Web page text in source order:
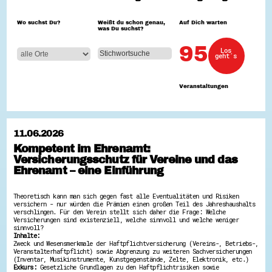
Zeig uns dein Ehrenamt
Wettbewerb | Trikotwettbewerb
Wettbewerb | 80 Jahre Hessen - Engagement
Ausgezeichnete Projekte
Engagement-Lotsen
Crowdfunding - Viele schaffen mehr
Förderprogramme
Hessen engagiert - Digitale Themenabende
Kompetenznachweis Hessen
Zeugnisbeiblatt
Service-Learning
Mach dich schlau
GEMA-Pakt
Wo suchst Du?
Weißt du schon genau,
was Du suchst?
Auf Dich warten
95
Veranstaltungen
Los
geht´s
11.06.2026
Kompetent im Ehrenamt:
Versicherungsschutz für Vereine und das
Ehrenamt – eine Einführung
Theoretisch kann man sich gegen fast alle Eventualitäten und Risiken
versichern - nur würden die Prämien einen großen Teil des Jahreshaushalts
verschlingen. Für den Verein stellt sich daher die Frage: Welche
Versicherungen sind existenziell, welche sinnvoll und welche weniger
sinnvoll?
Inhalte:
Zweck und Wesensmerkmale der Haftpflichtversicherung (Vereins-, Betriebs-,
Veranstalterhaftpflicht) sowie Abgrenzung zu weiteren Sachversicherungen
(Inventar, Musikinstrumente, Kunstgegenstände, Zelte, Elektronik, etc.)
Exkurs: Gesetzliche Grundlagen zu den Haftpflichtrisiken sowie